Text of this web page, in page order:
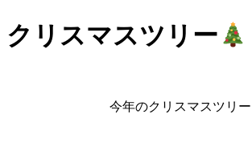
クリスマスツリー
今年のクリスマスツリー